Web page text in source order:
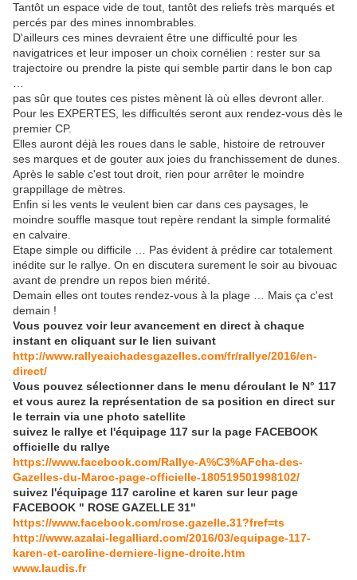
Tantôt un espace vide de tout, tantôt des reliefs très marqués et
percés par des mines innombrables.
D'ailleurs ces mines devraient être une difficulté pour les
navigatrices et leur imposer un choix cornélien : rester sur sa
trajectoire ou prendre la piste qui semble partir dans le bon cap
pas sûr que toutes ces pistes mènent là où elles devront aller.
Pour les EXPERTES, les difficultés seront aux rendez-vous dès le
premier CP.
Elles auront déjà les roues dans le sable, histoire de retrouver
ses marques et de gouter aux joies du franchissement de dunes.
Après le sable c'est tout droit, rien pour arrêter le moindre
grappillage de mètres.
Enfin si les vents le veulent bien car dans ces paysages, le
moindre souffle masque tout repère rendant la simple formalité
en calvaire.
Etape simple ou difficile … Pas évident à prédire car totalement
inédite sur le rallye. On en discutera surement le soir au bivouac
avant de prendre un repos bien mérité.
Demain elles ont toutes rendez-vous à la plage … Mais ça c'est
demain !
Vous pouvez voir leur avancement en direct à chaque
instant en cliquant sur le lien suivant
http://www.rallyeaichadesgazelles.com/fr/rallye/2016/en-
direct/
Vous pouvez sélectionner dans le menu déroulant le N° 117
et vous aurez la représentation de sa position en direct sur
le terrain via une photo satellite
suivez le rallye et l'équipage 117 sur la page FACEBOOK
officielle du rallye
https://www.facebook.com/Rallye-A%C3%AFcha-des-
Gazelles-du-Maroc-page-officielle-180519501998102/
suivez l'équipage 117 caroline et karen sur leur page
FACEBOOK " ROSE GAZELLE 31"
https://www.facebook.com/rose.gazelle.31?fref=ts
http://www.azalai-legalliard.com/2016/03/equipage-117-
karen-et-caroline-derniere-ligne-droite.htm
www.laudis.fr